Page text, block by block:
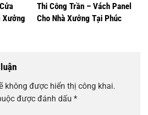
Xưởng
Thi Công Trần – Vách Panel
Cho Nhà Xưởng Tại Phúc
không được hiển thị công khai.
được đánh dấu *